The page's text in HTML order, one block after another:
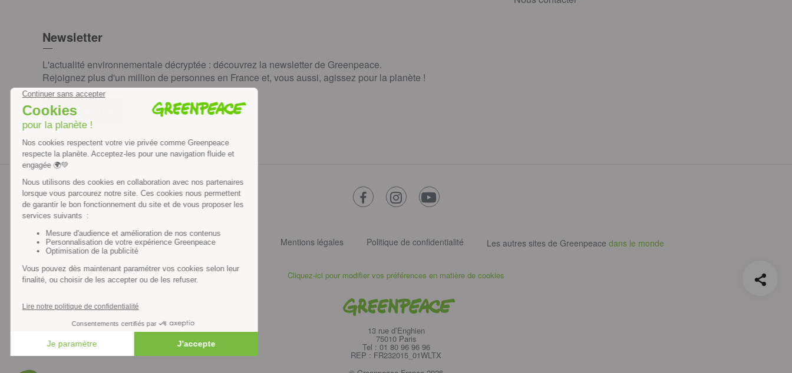
Newsletter
L'actualité environnementale décryptée : découvrez la newsletter de Greenpeace.
Rejoignez plus d'un million de personnes en France et, vous aussi, agissez pour la planète !
JE M'INSCRIS
facebookinstagramyoutube
Contenus et propriété intellectuelle Mentions légales Politique de confidentialité Les autres sites de Greenpeace dans le monde
Cliquez-ici pour modifier vos préférences en matière de cookies
Greenpeace
13 rue d’Enghien
75010 Paris
Tel : 01 80 96 96 96
REP : FR232015_01WLTX